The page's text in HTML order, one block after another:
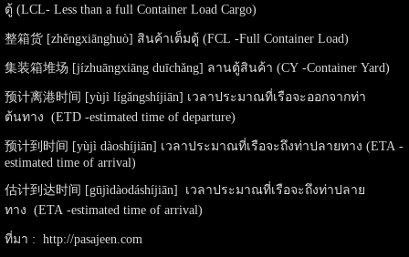
ตู้ (LCL- Less than a full Container Load Cargo)
整箱货 [zhěngxiānghuò] สินค้าเต็มตู้ (FCL -Full Container Load)
集装箱堆场 [jízhuāngxiāng duīchǎng] ลานตู้สินค้า (CY -Container Yard)
预计离港时间 [yùjì lígǎngshíjiān] เวลาประมาณที่เรือจะออกจากท่า
ต้นทาง (ETD -estimated time of departure)
预计到时间 [yùjì dàoshíjiān] เวลาประมาณที่เรือจะถึงท่าปลายทาง (ETA -
estimated time of arrival)
估计到达时间 [gūjìdàodáshíjiān] เวลาประมาณที่เรือจะถึงท่าปลาย
ทาง (ETA -estimated time of arrival)
ที่มา : http://pasajeen.com